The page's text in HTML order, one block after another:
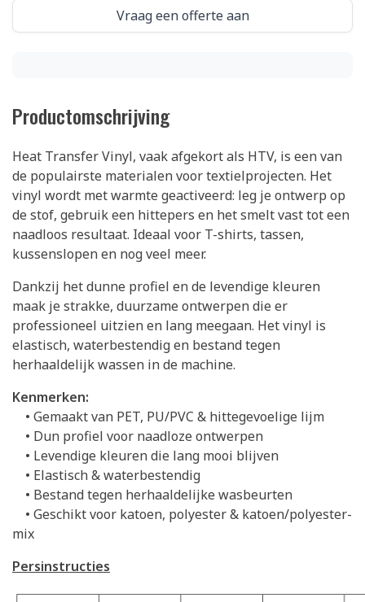
Vraag een offerte aan
Productomschrijving
Heat Transfer Vinyl, vaak afgekort als HTV, is een van
de populairste materialen voor textielprojecten. Het
vinyl wordt met warmte geactiveerd: leg je ontwerp op
de stof, gebruik een hittepers en het smelt vast tot een
naadloos resultaat. Ideaal voor T-shirts, tassen,
kussenslopen en nog veel meer.
Dankzij het dunne profiel en de levendige kleuren
maak je strakke, duurzame ontwerpen die er
professioneel uitzien en lang meegaan. Het vinyl is
elastisch, waterbestendig en bestand tegen
herhaaldelijk wassen in de machine.
Kenmerken:
• Gemaakt van PET, PU/PVC & hittegevoelige lijm
• Dun profiel voor naadloze ontwerpen
• Levendige kleuren die lang mooi blijven
• Elastisch & waterbestendig
• Bestand tegen herhaaldelijke wasbeurten
• Geschikt voor katoen, polyester & katoen/polyester-
mix
Persinstructies